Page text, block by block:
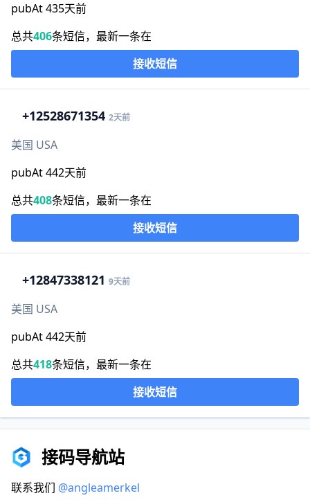
pubAt 435天前
总共406条短信，最新一条在
接收短信
+12528671354 2天前
美国 USA
pubAt 442天前
总共408条短信，最新一条在
接收短信
+12847338121 9天前
美国 USA
pubAt 442天前
总共418条短信，最新一条在
接收短信
接码导航站
联系我们 @angleamerkel